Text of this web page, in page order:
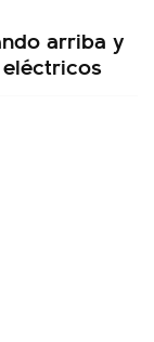
arriba y